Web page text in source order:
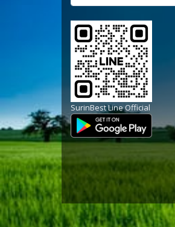
SurinBest Line Official